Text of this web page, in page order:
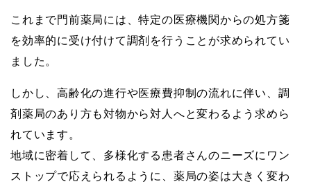
これまで門前薬局には、特定の医療機関からの処方箋
を効率的に受け付けて調剤を行うことが求められてい
ました。
しかし、高齢化の進行や医療費抑制の流れに伴い、調
剤薬局のあり方も対物から対人へと変わるよう求めら
れています。
地域に密着して、多様化する患者さんのニーズにワン
ストップで応えられるように、薬局の姿は大きく変わ